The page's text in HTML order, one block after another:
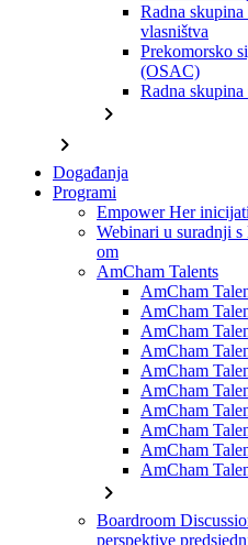
Radna
vlasništva
Prekomorsko
(OSAC)
Radna
chevron_right
chevron_right
Događanja
Programi
Empower Her
Webinari u suradnji
om
AmCham Talents
AmCham
AmCham
AmCham
AmCham
AmCham
AmCham
AmCham
AmCham
AmCham
AmCham
chevron_right
Boardroom
perspektive